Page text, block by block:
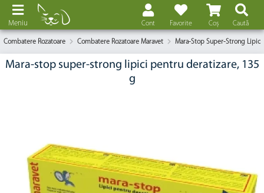
Coș
Favorite
Cont Caută
Meniu
Combatere Rozatoare Combatere Rozatoare Maravet Mara-Stop Super-Strong Lipici
Mara-stop super-strong lipici pentru deratizare, 135
g